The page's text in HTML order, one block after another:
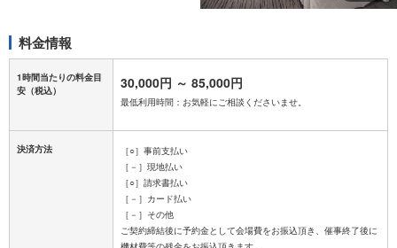
料金情報
1時間当たりの料金目
安 （税込） 30,000円 ～ 85,000円
最低利用時間：お気軽にご相談くださいませ。
決済方法
［○］事前支払い
［－］現地払い
［○］請求書払い
［－］カード払い
［－］その他
ご契約締結後に予約金として会場費をお振込頂き、催事終了後に